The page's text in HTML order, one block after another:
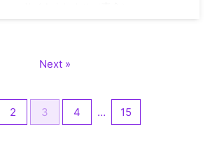
2 3 4 … 15
Next »